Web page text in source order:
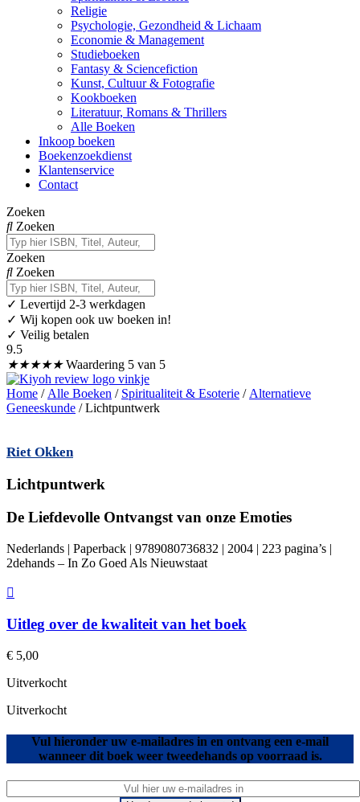
Religie
Psychologie, Gezondheid & Lichaam
Economie & Management
Studieboeken
Fantasy & Sciencefiction
Kunst, Cultuur & Fotografie
Kookboeken
Literatuur, Romans & Thrillers
Alle Boeken
Inkoop boeken
Boekenzoekdienst
Klantenservice
Contact
Zoeken
Zoeken
Zoeken
Zoeken
✓ Levertijd 2-3 werkdagen
✓ Wij kopen ook uw boeken in!
✓ Veilig betalen
9.5
★★★★★ Waardering 5 van 5
Home / Alle Boeken / Spiritualiteit & Esoterie / Alternatieve
Geneeskunde / Lichtpuntwerk
Riet Okken
Lichtpuntwerk
De Liefdevolle Ontvangst van onze Emoties
Nederlands | Paperback | 9789080736832 | 2004 | 223 pagina’s |
2dehands – In Zo Goed Als Nieuwstaat
Uitleg over de kwaliteit van het boek
€ 5,00
Uitverkocht
Uitverkocht
Vul hieronder uw e-mailadres in en ontvang een e-mail
wanneer dit boek weer tweedehands op voorraad is.